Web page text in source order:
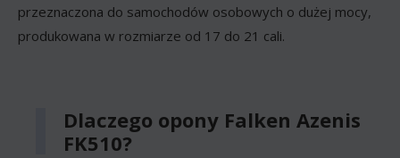
przeznaczona do samochodów osobowych o dużej mocy,
produkowana w rozmiarze od 17 do 21 cali.
Dlaczego opony Falken Azenis
FK510?